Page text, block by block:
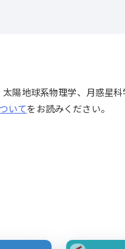
陽地球系物理学、月惑星科
いてをお読みください。